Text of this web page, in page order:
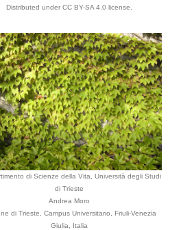
Distributed under CC BY-SA 4.0 license.
di Scienze della Vita, Università degli Studi
di Trieste
Andrea Moro
di Trieste, Campus Universitario, Friuli-Venezia
Giulia, Italia